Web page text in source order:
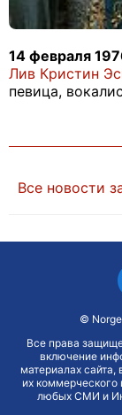
14 февраля
Лив Кристин
певица,
Все новости
©
Все права
включение
материалах
их коммерческого
любых СМИ и